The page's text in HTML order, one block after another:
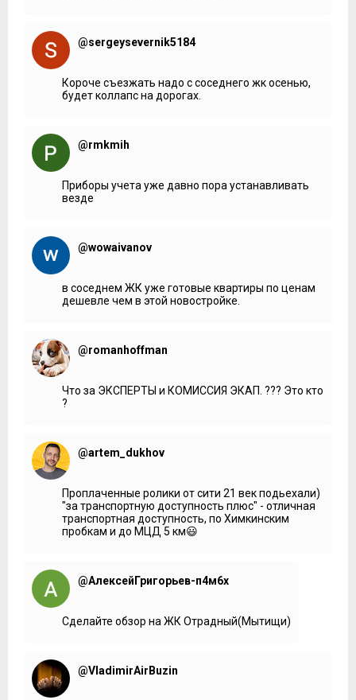
@sergeysevernik5184
Короче съезжать надо с соседнего жк осенью,
будет коллапс на дорогах.
@rmkmih
Приборы учета уже давно пора устанавливать
везде
@wowaivanov
в соседнем ЖК уже готовые квартиры по ценам
дешевле чем в этой новостройке.
@romanhoffman
Что за ЭКСПЕРТЫ и КОМИССИЯ ЭКАП. ??? Это кто
?
@artem_dukhov
Проплаченные ролики от сити 21 век подьехали)
"за транспортную доступность плюс" - отличная
транспортная доступность, по Химкинским
пробкам и до МЦД 5 км😃
@АлексейГригорьев-п4м6х
Сделайте обзор на ЖК Отрадный(Мытищи)
@VladimirAirBuzin